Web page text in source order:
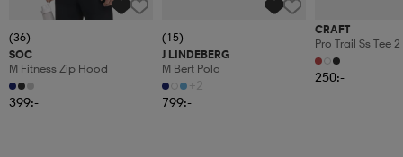
(36)
SOC
M Fitness Zip Hood
399:-
(15)
J LINDEBERG
M Bert Polo
+2
799:-
CRAFT
Pro Trail Ss Tee 2
250:-